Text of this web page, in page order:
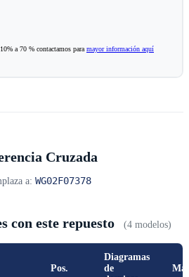
a 70 % contactamos para mayor información aquí
Cruzada
a: WG02F07378
con este repuesto (4 modelos)
Pos.
Diagramas
de